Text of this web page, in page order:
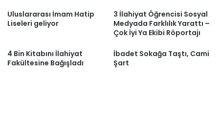
Uluslararası İmam Hatip
Liseleri geliyor
3 İlahiyat Öğrencisi Sosyal
Medyada Farklılık Yarattı –
Çok İyi Ya Ekibi Röportajı
4 Bin Kitabını İlahiyat
Fakültesine Bağışladı
İbadet Sokağa Taştı, Cami
Şart